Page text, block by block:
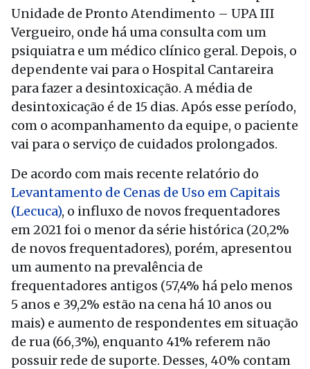
Unidade de Pronto Atendimento – UPA III
Vergueiro, onde há uma consulta com um
psiquiatra e um médico clínico geral. Depois, o
dependente vai para o Hospital Cantareira
para fazer a desintoxicação. A média de
desintoxicação é de 15 dias. Após esse período,
com o acompanhamento da equipe, o paciente
vai para o serviço de cuidados prolongados.
De acordo com mais recente relatório do
Levantamento de Cenas de Uso em Capitais
(Lecuca), o influxo de novos frequentadores
em 2021 foi o menor da série histórica (20,2%
de novos frequentadores), porém, apresentou
um aumento na prevalência de
frequentadores antigos (57,4% há pelo menos
5 anos e 39,2% estão na cena há 10 anos ou
mais) e aumento de respondentes em situação
de rua (66,3%), enquanto 41% referem não
possuir rede de suporte. Desses, 40% contam